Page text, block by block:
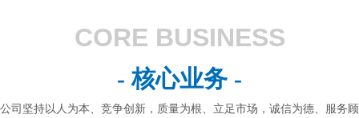
CORE BUSINESS
- 核心业务 -
公司坚持以人为本、竞争创新，质量为根、立足市场，诚信为德、服务顾